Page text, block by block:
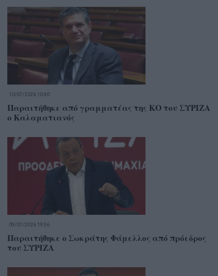
10/07/2026 10:40
Παραιτήθηκε από γραμματέας της ΚΟ του ΣΥΡΙΖΑ
ο Καλαματιανός
09/07/2026 19:56
Παραιτήθηκε ο Σωκράτης Φάμελλος από πρόεδρος
του ΣΥΡΙΖΑ